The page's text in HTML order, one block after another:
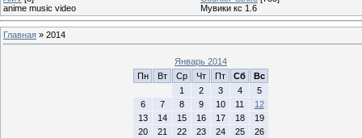
anime music video
Мувики кс 1.6
Главная » 2014
Январь 2014
Пн
Вт Ср Чт Пт Сб
Вс
1
2 3 4
5
6
7 8 9 10 11
12
13
14 15 16 17 18
19
20
21 22 23 24 25
26